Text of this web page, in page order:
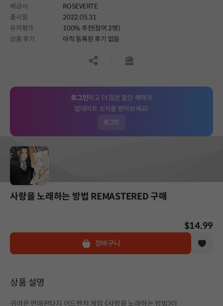
배급사
ROSEVERTE
출시일
2022.05.31
유저평가
100% 추천(참여 2명)
상품 후기
아직 등록된 후기 없음
공유하기신고하기
로그인하고 더 많은 할인 혜택과
업데이트 소식을 받아보세요!
로그인
사랑을 노래하는 방법 REMASTERED 구매
$14.99
장바구니
상품 설명
귀여운 연애판타지 어드벤처 게임 《사랑을 노래하는 방법》이